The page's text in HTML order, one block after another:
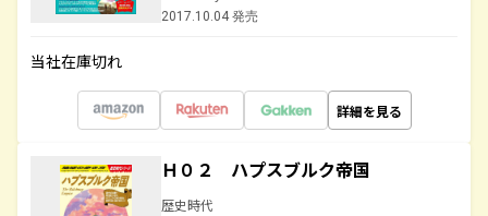
2017.10.04 発売
当社在庫切れ
詳細を見る
Ｈ０２ ハプスブルク帝国
歴史時代